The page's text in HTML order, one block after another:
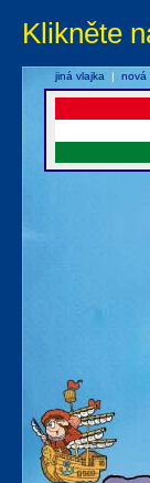
Klikněte
jiná vlajka | nová